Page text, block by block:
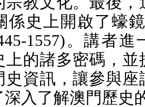
係史上開啟了蠔
1557)。講者進
上的諸多密碼，並
史資訊，讓參與座
深入了解澳門歷史